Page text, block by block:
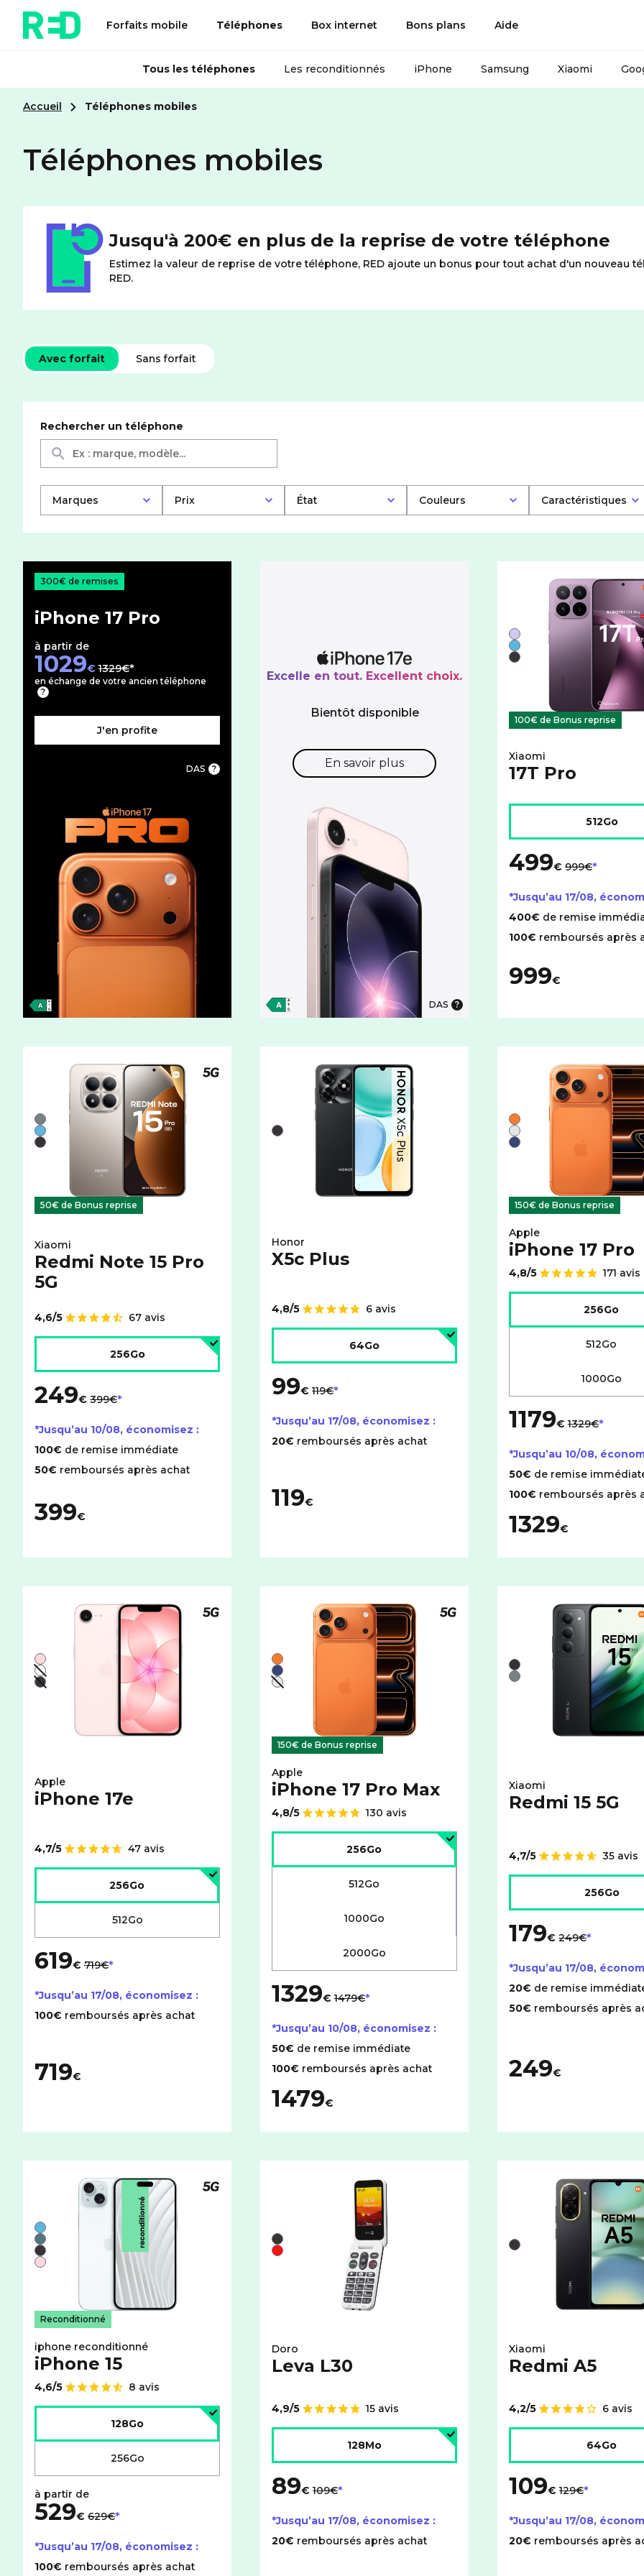
Forfaits mobile Téléphones Box internet Bons plans Aide
Tous les téléphones Les reconditionnés iPhone Samsung Xiaomi
Accueil Téléphones mobiles
Téléphones mobiles
Jusqu'à 200€ en plus de la reprise de votre téléphone
Estimez la valeur de reprise de votre téléphone, RED ajoute un bonus pour tout achat d'un nouveau
RED.
Téléphones mobiles
Avec forfait Sans forfait
Rechercher un téléphone
Marques Prix État Couleurs Caractéristiques
300€ de remises
iPhone 17 Pro
à partir de
1029€ 1329€
en échange de votre ancien téléphone
J'en profite
DAS
Excelle en tout. Excellent choix.
Bientôt disponible
En savoir plus
DAS
Liste de couleurs
Violet
Bleu
Noir
100€ de Bonus reprise
Xiaomi
17T Pro
512Go
499€ 999€
*Jusqu’au 17/08,
400€ de remise
100€ remboursés après
999€
Liste de couleurs disponibles pour le XIAOMI Redmi Note 15 Pro 5G avec cet espace de stockage :
Gris
Bleu
Noir
Téléphone compatible 5G
50€ de Bonus reprise
Xiaomi
Redmi Note 15 Pro
5G
Note de
4,6/5
67 avis
256Go
249€ 399€
*Jusqu’au 10/08, économisez :
100€ de remise immédiate
50€ remboursés après achat
399€
Liste de couleurs disponibles pour le HONOR X5c Plus avec cet
Noir
Honor
X5c Plus
Note de
4,8/5
6 avis
64Go
99€ 119€
*Jusqu’au 17/08, économisez :
20€ remboursés après achat
119€
Liste de couleurs
Orange
Argent
Bleu
150€ de Bonus reprise
Apple
iPhone 17 Pro
Note de
4,8/5
171 avis
256Go
512Go
1000Go
1179€ 1329€
*Jusqu’au 10/08,
50€ de remise
100€ remboursés après
1329€
Liste de couleurs disponibles pour le APPLE iPhone 17e avec cet espace de stockage :
Rose
Blanc - indisponible
Noir - indisponible
Téléphone compatible 5G
Apple
iPhone 17e
Note de
4,7/5
47 avis
256Go
512Go
619€ 719€
*Jusqu’au 17/08, économisez :
100€ remboursés après achat
719€
Liste de couleurs disponibles pour le APPLE iPhone 17 Pro Max avec
Orange
Bleu
Argent - indisponible
Téléphone compatible 5G
150€ de Bonus reprise
Apple
iPhone 17 Pro Max
Note de
4,8/5
130 avis
256Go
512Go
1000Go
2000Go
1329€ 1479€
*Jusqu’au 10/08, économisez :
50€ de remise immédiate
100€ remboursés après achat
1479€
Liste de couleurs
Noir
Gris
Xiaomi
Redmi 15 5G
Note de
4,7/5
35 avis
256Go
179€ 249€
*Jusqu’au 17/08,
20€ de remise
50€ remboursés après
249€
Liste de couleurs disponibles pour le iPhone reconditionné iPhone 15 avec cet espace de stockage :
Bleu
Vert
Noir
Rose
Téléphone compatible 5G
Reconditionné
iphone reconditionné
iPhone 15
Note de
4,6/5
8 avis
128Go
256Go
529€ 629€
*Jusqu’au 17/08, économisez :
100€ remboursés après achat
Liste de couleurs disponibles pour le DORO Leva L30 avec cet espace
Noir
Rouge
Doro
Leva L30
Note de
4,9/5
15 avis
128Mo
89€ 109€
*Jusqu’au 17/08, économisez :
20€ remboursés après achat
Liste de couleurs
Noir
Xiaomi
Redmi A5
Note de
4,2/5
6 avis
64Go
109€ 129€
*Jusqu’au 17/08,
20€ remboursés après